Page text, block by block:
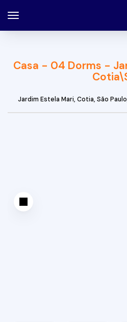
Casa - 04 Dorms -
Jardim Estela Mari, Cotia, São Paulo